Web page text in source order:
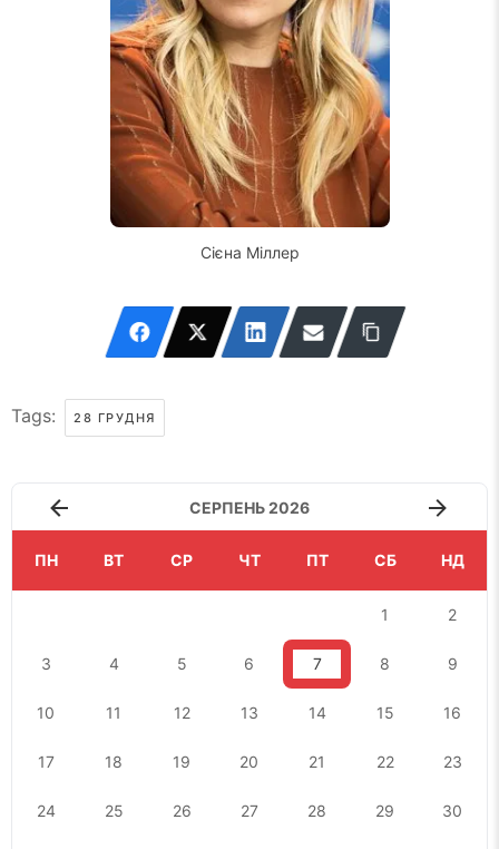
Сієна Міллер
Tags: 28 ГРУДНЯ
СЕРПЕНЬ 2026
ПН ВТ СР ЧТ ПТ СБ НД
1 2
3 4 5 6 7 8 9
10 11 12 13 14 15 16
17 18 19 20 21 22 23
24 25 26 27 28 29 30